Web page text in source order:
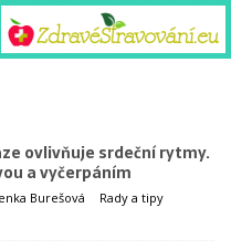
ovlivňuje srdeční rytmy.
a vyčerpáním
Burešová Rady a tipy